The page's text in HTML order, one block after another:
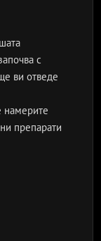
с
ви отведе
намерите
препарати